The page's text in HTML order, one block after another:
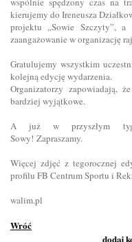
kierujemy do Ireneusza
projektu „Sowie Szczyty”,
zaangażowanie w organizację
Gratulujemy wszystkim
kolejną edycję wydarzenia.
Organizatorzy zapowiadają,
bardziej wyjątkowe.
A już w przyszłym
Sowy! Zapraszamy.
Więcej zdjęć z tegorocznej
profilu FB Centrum Sportu i
walim.pl
Wróć
dodaj